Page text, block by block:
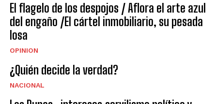
El flagelo de los despojos / Aflora el arte azul
del engaño /El cártel inmobiliario, su pesada
losa
OPINION
¿Quién decide la verdad?
NACIONAL